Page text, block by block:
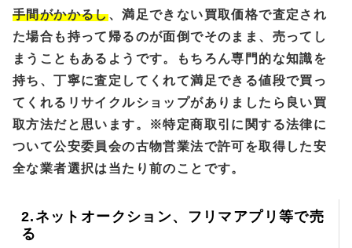
手間がかかるし、満足できない買取価格で査定され
た場合も持って帰るのが面倒でそのまま、売ってし
まうこともあるようです。もちろん専門的な知識を
持ち、丁寧に査定してくれて満足できる値段で買っ
てくれるリサイクルショップがありましたら良い買
取方法だと思います。※特定商取引に関する法律に
ついて公安委員会の古物営業法で許可を取得した安
全な業者選択は当たり前のことです。
2.ネットオークション、フリマアプリ等で売
る